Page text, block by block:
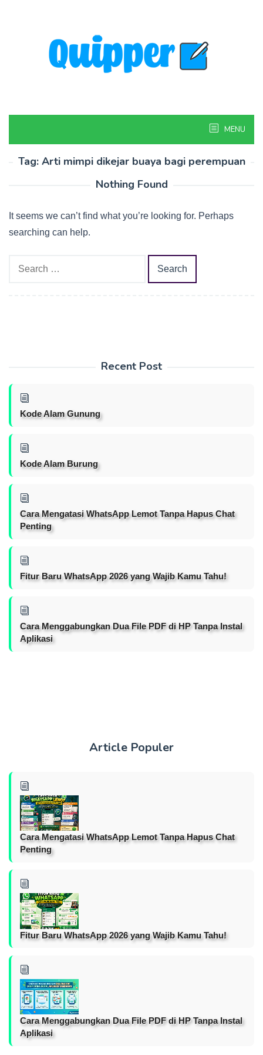
MENU
Tag: Arti mimpi dikejar buaya bagi perempuan
Nothing Found
It seems we can’t find what you’re looking for. Perhaps
searching can help.
Recent Post
Kode Alam Gunung
Kode Alam Burung
Cara Mengatasi WhatsApp Lemot Tanpa Hapus Chat
Penting
Fitur Baru WhatsApp 2026 yang Wajib Kamu Tahu!
Cara Menggabungkan Dua File PDF di HP Tanpa Instal
Aplikasi
Article Populer
Cara Mengatasi WhatsApp Lemot Tanpa Hapus Chat
Penting
Fitur Baru WhatsApp 2026 yang Wajib Kamu Tahu!
Cara Menggabungkan Dua File PDF di HP Tanpa Instal
Aplikasi